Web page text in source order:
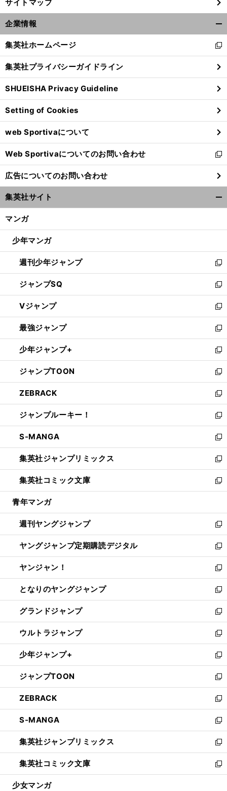
サイトマップ
企業情報
閉
る
集英社ホームページ
新
し
い
ウ
ィ
ン
ド
ウ
で
開
く
集英社プライバシーガイドライン
SHUEISHA Privacy Guideline
Setting of Cookies
web Sportivaについて
Web Sportivaについてのお問い合わせ
新
し
い
ウ
ィ
ン
ウ
開
く
広告についてのお問い合わせ
集英社サイト
マンガ
少年マンガ
週刊少年ジャンプ
新
し
い
ウ
ィ
ン
ド
ウ
で
開
く
ジャンプSQ
新
し
い
ウ
ィ
ン
ド
ウ
で
開
く
Vジャンプ
新
し
い
ウ
ィ
ン
ド
ウ
で
開
く
最強ジャンプ
新
し
い
ウ
ィ
ン
ド
ウ
で
開
く
少年ジャンプ+
新
し
い
ウ
ィ
ン
ド
ウ
で
開
く
ジャンプTOON
新
し
い
ウ
ィ
ン
ド
ウ
で
開
く
ZEBRACK
新
し
い
ウ
ィ
ン
ド
ウ
で
開
ジャンプルーキー！
新
し
い
ウ
ィ
ン
ド
ウ
開
く
S-MANGA
新
し
い
ウ
ィ
ン
ウ
で
開
く
集英社ジャンプリミックス
新
し
い
ウ
ン
ド
ウ
で
開
く
集英社コミック文庫
新
し
ウ
ィ
ン
ド
ウ
で
開
く
青年マンガ
週刊ヤングジャンプ
新
し
い
ウ
ィ
ン
ド
ウ
で
開
く
ヤングジャンプ定期購読デジタル
新
し
い
ウ
ィ
ン
ド
ウ
で
開
く
ヤンジャン！
新
し
い
ウ
ィ
ン
ド
ウ
で
開
く
となりのヤングジャンプ
新
し
い
ウ
ィ
ン
ド
ウ
で
開
く
グランドジャンプ
新
し
い
ウ
ィ
ン
ド
ウ
で
開
く
ウルトラジャンプ
新
し
い
ウ
ィ
ン
ド
ウ
で
開
く
少年ジャンプ+
新
し
い
ウ
ィ
ン
ド
ウ
で
開
く
ジャンプTOON
新
し
い
ウ
ィ
ン
ド
ウ
で
開
ZEBRACK
新
し
い
ウ
ィ
ン
ド
ウ
S-MANGA
新
し
い
ウ
ィ
ン
集英社ジャンプリミックス
新
し
い
ウ
集英社コミック文庫
新
し
少女マンガ